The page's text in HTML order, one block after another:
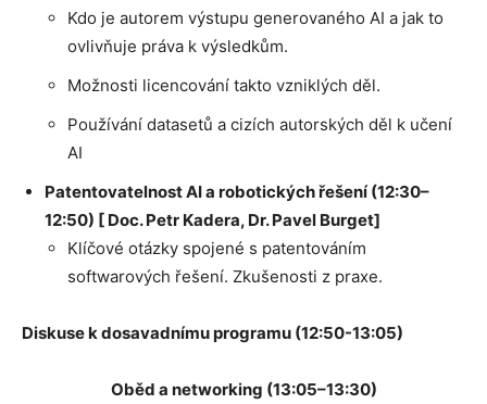
Kdo je autorem výstupu generovaného AI a jak to
ovlivňuje práva k výsledkům.
Možnosti licencování takto vzniklých děl.
Používání datasetů a cizích autorských děl k učení
AI
Patentovatelnost AI a robotických řešení (12:30–
12:50) [ Doc. Petr Kadera, Dr. Pavel Burget]
Klíčové otázky spojené s patentováním
softwarových řešení. Zkušenosti z praxe.
Diskuse k dosavadnímu programu (12:50-13:05)
Oběd a networking (13:05–13:30)